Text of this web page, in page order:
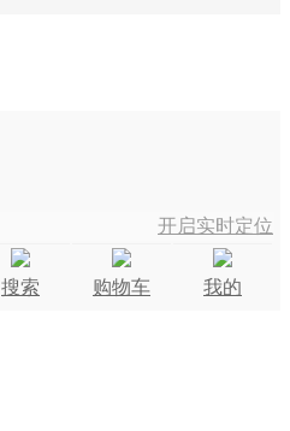
开启实时定位
搜索 购物车 我的